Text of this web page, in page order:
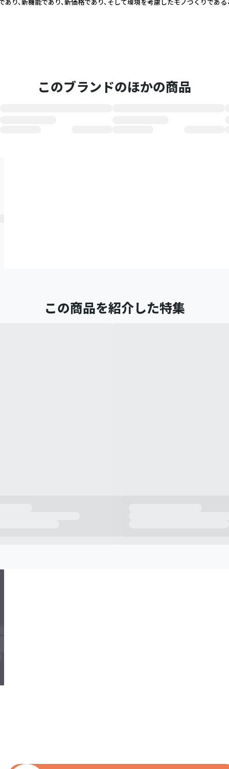
り、新機能であり、新価格であり、そして環境を考慮したモノづくりである
このブランドのほかの商品
この商品を紹介した特集